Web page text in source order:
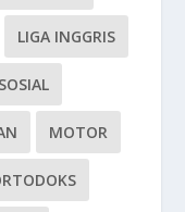
LIGA INGGRIS
MOTOR